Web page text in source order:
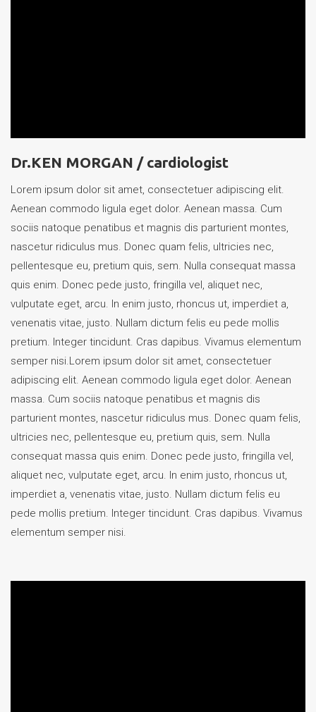
Dr.KEN MORGAN / cardiologist
Lorem ipsum dolor sit amet, consectetuer adipiscing elit.
Aenean commodo ligula eget dolor. Aenean massa. Cum
sociis natoque penatibus et magnis dis parturient montes,
nascetur ridiculus mus. Donec quam felis, ultricies nec,
pellentesque eu, pretium quis, sem. Nulla consequat massa
quis enim. Donec pede justo, fringilla vel, aliquet nec,
vulputate eget, arcu. In enim justo, rhoncus ut, imperdiet a,
venenatis vitae, justo. Nullam dictum felis eu pede mollis
pretium. Integer tincidunt. Cras dapibus. Vivamus elementum
semper nisi.Lorem ipsum dolor sit amet, consectetuer
adipiscing elit. Aenean commodo ligula eget dolor. Aenean
massa. Cum sociis natoque penatibus et magnis dis
parturient montes, nascetur ridiculus mus. Donec quam felis,
ultricies nec, pellentesque eu, pretium quis, sem. Nulla
consequat massa quis enim. Donec pede justo, fringilla vel,
aliquet nec, vulputate eget, arcu. In enim justo, rhoncus ut,
imperdiet a, venenatis vitae, justo. Nullam dictum felis eu
pede mollis pretium. Integer tincidunt. Cras dapibus. Vivamus
elementum semper nisi.